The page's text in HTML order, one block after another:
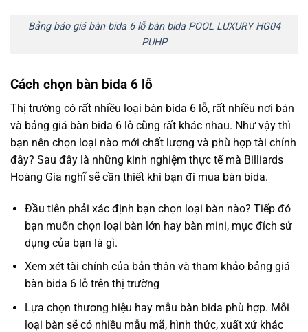
Bảng báo giá bàn bida 6 lỗ bàn bida POOL LUXURY HG04
PUHP
Cách chọn bàn bida 6 lỗ
Thị trường có rất nhiều loại bàn bida 6 lỗ, rất nhiều nơi bán
và bảng giá bàn bida 6 lỗ cũng rất khác nhau. Như vậy thì
bạn nên chọn loại nào mới chất lượng và phù hợp tài chính
đây? Sau đây là những kinh nghiệm thực tế mà Billiards
Hoàng Gia nghĩ sẽ cần thiết khi bạn đi mua bàn bida.
Đầu tiên phải xác định bạn chọn loại bàn nào? Tiếp đó
bạn muốn chọn loại bàn lớn hay bàn mini, mục đích sử
dụng của bạn là gì.
Xem xét tài chính của bản thân và tham khảo bảng giá
bàn bida 6 lỗ trên thị trường
Lựa chọn thương hiệu hay mẫu bàn bida phù hợp. Mỗi
loại bàn sẽ có nhiều mẫu mã, hình thức, xuất xứ khác